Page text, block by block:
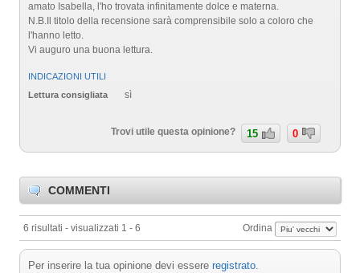
amato Isabella, l'ho trovata infinitamente dolce e materna.
N.B.Il titolo della recensione sarà comprensibile solo a coloro che
l'hanno letto.
Vi auguro una buona lettura.
INDICAZIONI UTILI
Lettura consigliata
sì
Trovi utile questa opinione? 15 0
COMMENTI
6 risultati - visualizzati 1 - 6 Ordina
Per inserire la tua opinione devi essere registrato.